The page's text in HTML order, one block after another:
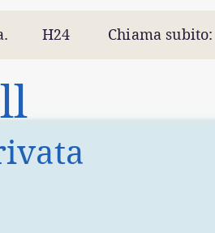
H24 Chiama subito: